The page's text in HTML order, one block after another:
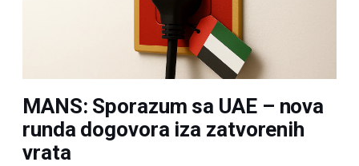
MANS: Sporazum sa UAE – nova
runda dogovora iza zatvorenih
vrata